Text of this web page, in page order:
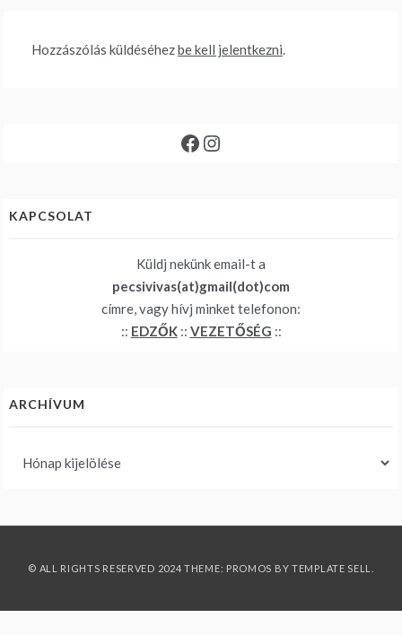
Hozzászólás küldéséhezbe kell jelentkezni.
Facebook
Instagram
KAPCSOLAT
Küldj nekünk email-t a
pecsivivas(at)gmail(dot)com
címre, vagy hívj minket telefonon:
:: EDZŐK:: VEZETŐSÉG ::
ARCHÍVUM
© ALL RIGHTS RESERVED 2024 THEME: PROMOS BY TEMPLATE SELL